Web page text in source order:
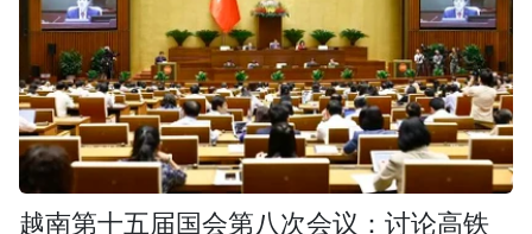
越南第十五届国会第八次会议：讨论高铁